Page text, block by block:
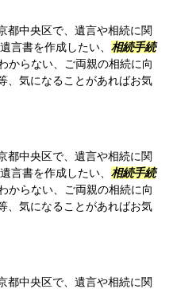
都中央区で、遺言や相続に関
言書を作成したい、 相続手続
からない、ご両親の相続に向
、気になることがあればお気
都中央区で、遺言や相続に関
言書を作成したい、 相続手続
からない、ご両親の相続に向
、気になることがあればお気
都中央区で、遺言や相続に関